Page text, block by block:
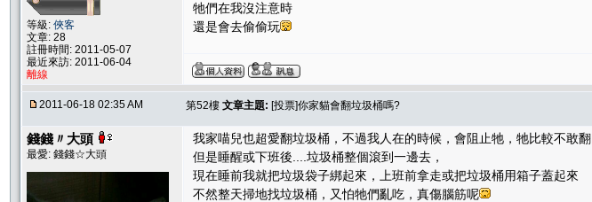
等級: 俠客
文章: 28
註冊時間: 2011-05-07
最近來訪: 2011-06-04
離線
牠們在我沒注意時
還是會去偷偷玩
2011-06-18 02:35 AM 第52樓 文章主題: [投票]你家貓會翻垃圾桶嗎?
錢錢〃大頭
最愛: 錢錢☆大頭
我家喵兒也超愛翻垃圾桶，不過我人在的時候，會阻止牠，牠比較不敢翻
但是睡醒或下班後....垃圾桶整個滾到一邊去，
現在睡前我就把垃圾袋子綁起來，上班前拿走或把垃圾桶用箱子蓋起來
不然整天掃地找垃圾桶，又怕牠們亂吃，真傷腦筋呢